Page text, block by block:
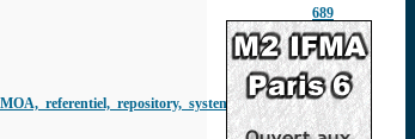
689
689
689
689
689
689